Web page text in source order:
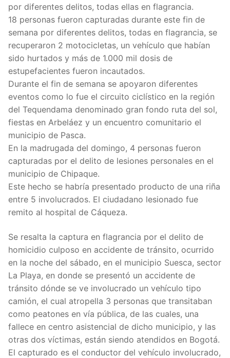
por diferentes delitos, todas ellas en flagrancia.
18 personas fueron capturadas durante este fin de
semana por diferentes delitos, todas en flagrancia, se
recuperaron 2 motocicletas, un vehículo que habían
sido hurtados y más de 1.000 mil dosis de
estupefacientes fueron incautados.
Durante el fin de semana se apoyaron diferentes
eventos como lo fue el circuito ciclístico en la región
del Tequendama denominado gran fondo ruta del sol,
fiestas en Arbeláez y un encuentro comunitario el
municipio de Pasca.
En la madrugada del domingo, 4 personas fueron
capturadas por el delito de lesiones personales en el
municipio de Chipaque.
Este hecho se habría presentado producto de una riña
entre 5 involucrados. El ciudadano lesionado fue
remito al hospital de Cáqueza.
Se resalta la captura en flagrancia por el delito de
homicidio culposo en accidente de tránsito, ocurrido
en la noche del sábado, en el municipio Suesca, sector
La Playa, en donde se presentó un accidente de
tránsito dónde se ve involucrado un vehículo tipo
camión, el cual atropella 3 personas que transitaban
como peatones en vía pública, de las cuales, una
fallece en centro asistencial de dicho municipio, y las
otras dos víctimas, están siendo atendidos en Bogotá.
El capturado es el conductor del vehículo involucrado,